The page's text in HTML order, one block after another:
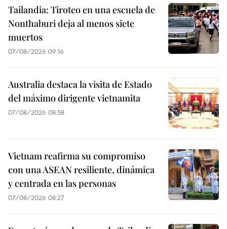
Tailandia: Tiroteo en una escuela de
Nonthaburi deja al menos siete
muertos
07/08/2026 09:16
Australia destaca la visita de Estado
del máximo dirigente vietnamita
07/08/2026 08:58
Vietnam reafirma su compromiso
con una ASEAN resiliente, dinámica
y centrada en las personas
07/08/2026 08:27